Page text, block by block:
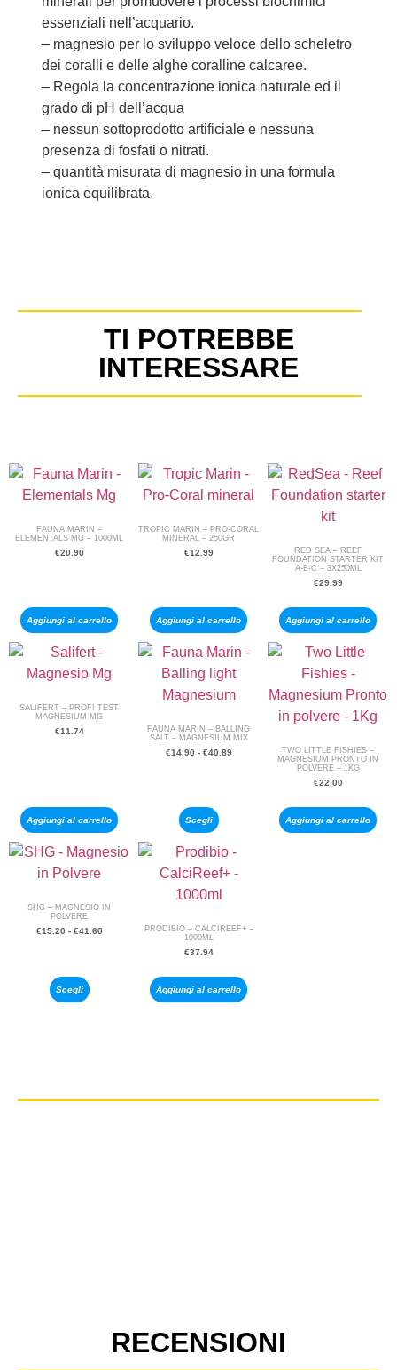
essenziali nell’acquario.
– magnesio per lo sviluppo veloce dello scheletro
dei coralli e delle alghe coralline calcaree.
– Regola la concentrazione ionica naturale ed il
grado di pH dell’acqua
– nessun sottoprodotto artificiale e nessuna
presenza di fosfati o nitrati.
– quantità misurata di magnesio in una formula
ionica equilibrata.
TI POTREBBE
INTERESSARE
FAUNA MARIN –
ELEMENTALS MG – 1000ML
€20.90
Aggiungi al carrello
TROPIC MARIN – PRO-CORAL
MINERAL – 250GR
€12.99
Aggiungi al carrello
RED SEA – REEF
FOUNDATION STARTER KIT
A-B-C – 3X250ML
€29.99
Aggiungi al carrello
SALIFERT – PROFI TEST
MAGNESIUM MG
€11.74
Aggiungi al carrello
FAUNA MARIN – BALLING
SALT – MAGNESIUM MIX
€14.90 - €40.89
Scegli
TWO LITTLE FISHIES –
MAGNESIUM PRONTO IN
POLVERE – 1KG
€22.00
Aggiungi al carrello
SHG – MAGNESIO IN
POLVERE
€15.20 - €41.60
Scegli
PRODIBIO – CALCIREEF+ –
1000ML
€37.94
Aggiungi al carrello
RECENSIONI